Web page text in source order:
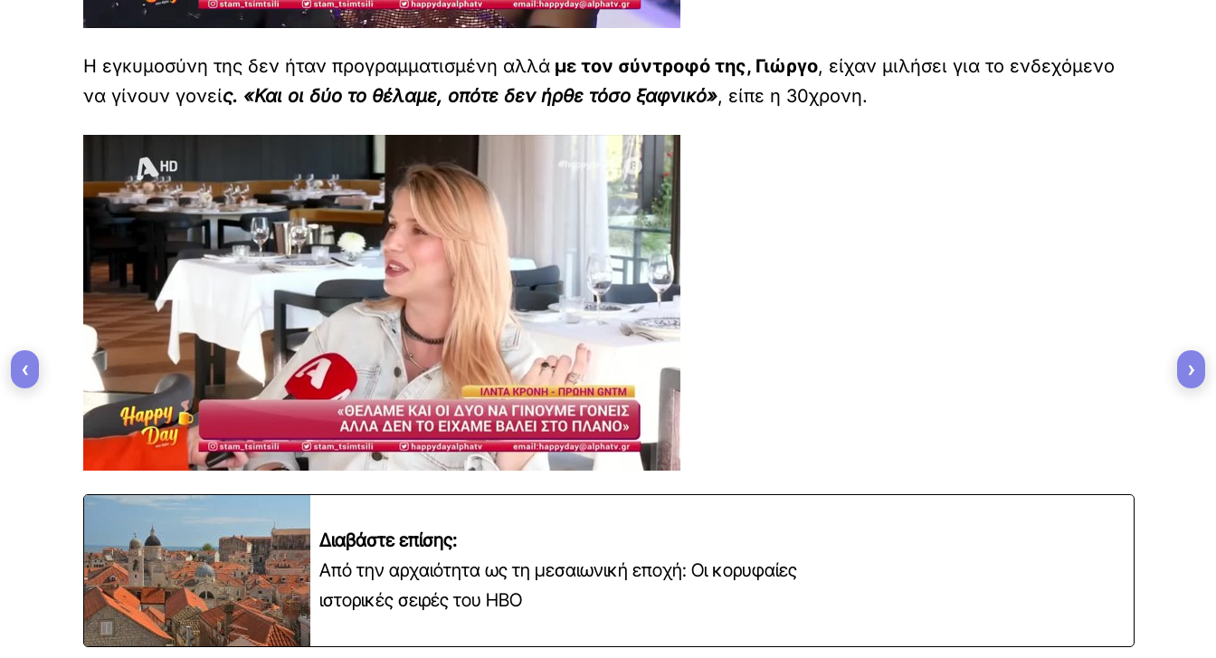
Η εγκυμοσύνη της δεν ήταν προγραμματισμένη αλλά με τον σύντροφό της, Γιώργο, είχαν μιλήσει για το ενδεχόμενο
να γίνουν γονείς. «Και οι δύο το θέλαμε, οπότε δεν ήρθε τόσο ξαφνικό», είπε η 30χρονη.
Διαβάστε επίσης:
Από την αρχαιότητα ως τη μεσαιωνική εποχή: Οι κορυφαίες
ιστορικές σειρές του HBO
‹ ›